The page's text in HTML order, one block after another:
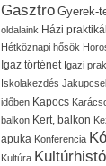
Gasztro Gyerek-
oldalaink Házi
Hétköznapi hősök
Igaz történet Igazi
Iskolakezdés
időben Kapocs
balkon Kert, balkon
apuka Konferencia
Kultúra